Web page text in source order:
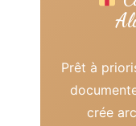
Prêt à
crée